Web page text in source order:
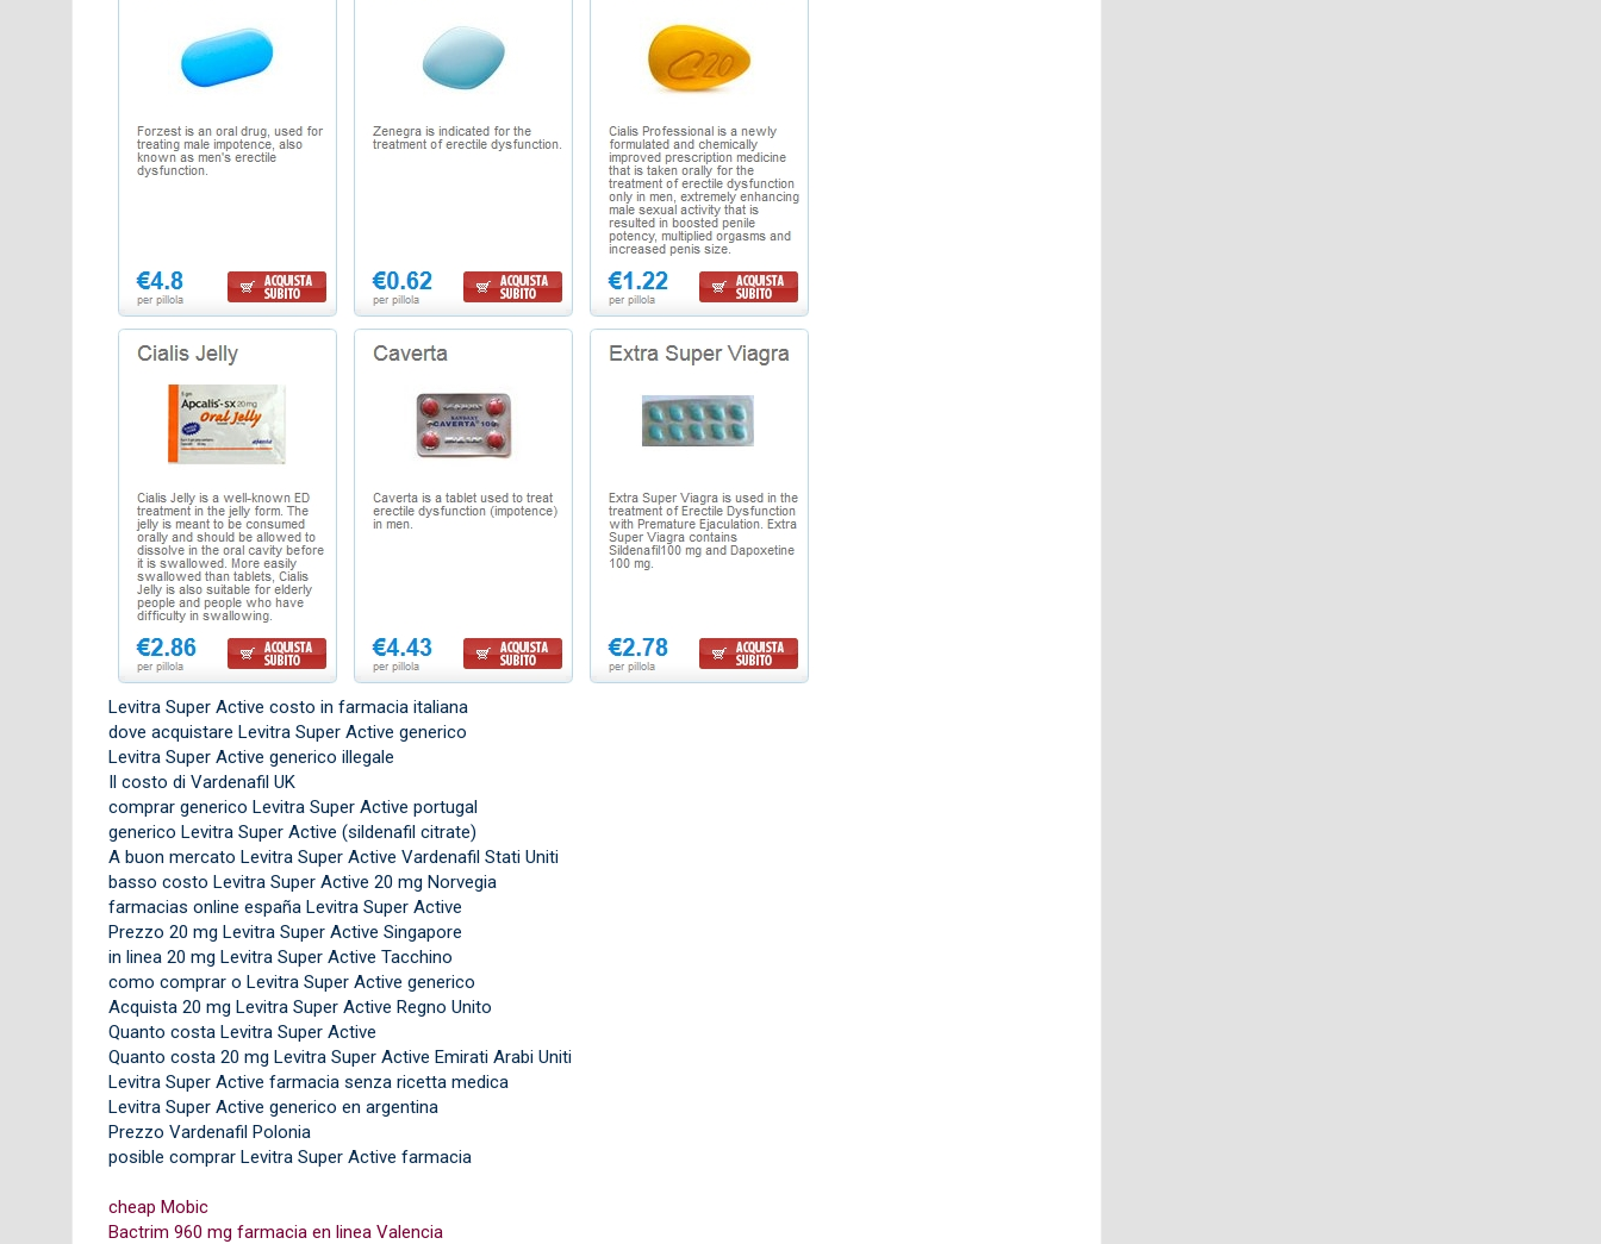
Levitra Super Active costo in farmacia italiana
dove acquistare Levitra Super Active generico
Levitra Super Active generico illegale
Il costo di Vardenafil UK
comprar generico Levitra Super Active portugal
generico Levitra Super Active (sildenafil citrate)
A buon mercato Levitra Super Active Vardenafil Stati Uniti
basso costo Levitra Super Active 20 mg Norvegia
farmacias online españa Levitra Super Active
Prezzo 20 mg Levitra Super Active Singapore
in linea 20 mg Levitra Super Active Tacchino
como comprar o Levitra Super Active generico
Acquista 20 mg Levitra Super Active Regno Unito
Quanto costa Levitra Super Active
Quanto costa 20 mg Levitra Super Active Emirati Arabi Uniti
Levitra Super Active farmacia senza ricetta medica
Levitra Super Active generico en argentina
Prezzo Vardenafil Polonia
posible comprar Levitra Super Active farmacia
cheap Mobic
Bactrim 960 mg farmacia en linea Valencia